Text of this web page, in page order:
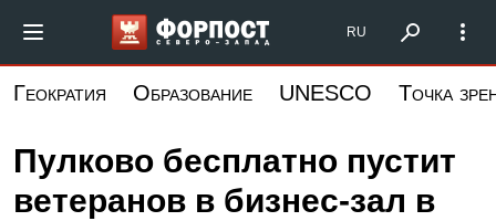
основному
Форпост Северо-Запад
RU
Геократия Образование UNESCO Точка
Пулково бесплатно пустит
ветеранов в бизнес-зал в